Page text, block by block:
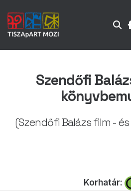
Szendőfi
(Szendőfi Balázs film -
Korhatár: